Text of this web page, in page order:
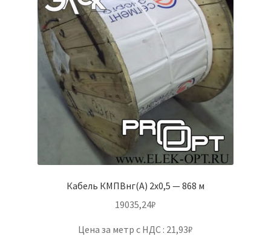
Кабель КМПВнг(А) 2х0,5 — 868 м
19035,24₽
Цена за метр с НДС : 21,93₽